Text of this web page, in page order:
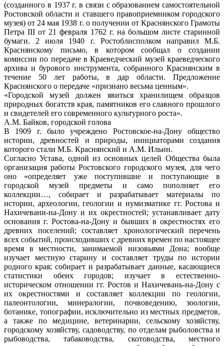
(созданного в 1937 г. в связи с образованием самостоятельной
Ростовской области и ставшего правоприемником городского
музея) от 24 мая 1938 г. о получении от Краснянского Грамоты
Петра III от 21 февраля 1762 г. на большом листе старинной
бумаги. 2 июля 1940 г. Ростоблисполком направил М.Б.
Краснянскому письмо, в котором сообщал о создании
комиссии по передаче в Краеведческий музей краеведческого
архива и бурового инструмента, собранного Краснянским в
течение 50 лет работы, в дар области. Предложение
Краснянского о передаче «признано весьма ценным».
«Городской музей должен явиться хранилищем образцов
природных богатств края, памятников его славного прошлого
и свидетелей его современного культурного роста».
А.М. Байков, городской голова
В 1909 г. было учреждено Ростовское-на-Дону общество
истории, древностей и природы, инициаторами создания
которого стали М.Б. Краснянский и А.М. Ильин.
Согласно Устава, одной из основных целей Общества была
организация работы Ростовского городского музея, для чего
оно «определяет уже поступившие и поступающие в
городской музей предметы и само пополняет его
коллекции…, собирает и разрабатывает материалы по
истории, археологии, геологии и нумизматике гг. Ростова и
Нахичевани-на-Дону и их окрестностей; устанавливает дату
основания г. Ростова-на-Дону и бывших в окрестностях его
древних поселений; составляет хронологический перечень
всех событий, происходивших с древних времен по настоящее
время в местности, занимаемой низовьями Дона; вообще
изучает местную старину и составляет труды по истории
родного края; собирает и разрабатывает данные, касающиеся
статистики обеих городов; изучает в естественно-
историческом отношении гг. Ростов и Нахичевань-на-Дону с
их окрестностями и составляет коллекции по геологии,
палеонтологии, минералогии, почвоведению, зоологии,
ботанике, топографии, исключительно из местных предметов,
а также по медицине, ветеринарии, сельскому хозяйству,
городскому хозяйству, садоводству, по отделам рыболовства и
рыбоводства, табаководства, скотоводства, местного